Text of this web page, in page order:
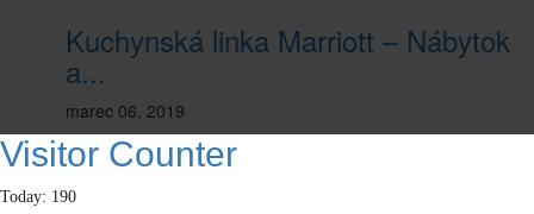
Kuchynská linka Marriott – Nábytok
a...
marec 06, 2019
Visitor Counter
Today: 190